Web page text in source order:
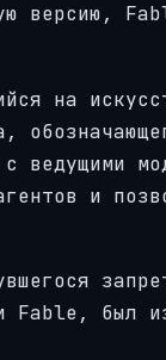
версию,
на
ведущими
и
Fable, был